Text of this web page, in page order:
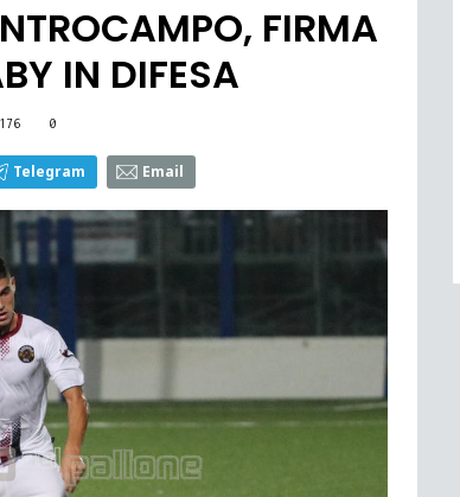
FIRMA
IN DIFESA
176 0
Telegram Email